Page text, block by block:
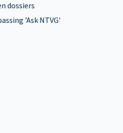
dossiers
'Ask NTVG'